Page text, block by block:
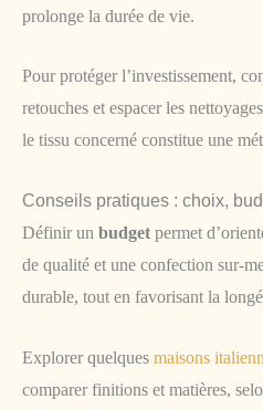
prolonge la durée de vie.
Pour protéger l’investissement,
retouches et espacer les
le tissu concerné constitue une
Conseils pratiques : choix,
Définir un budget permet
de qualité et une confection sur-
durable, tout en favorisant la
Explorer quelques maisons
comparer finitions et matières,